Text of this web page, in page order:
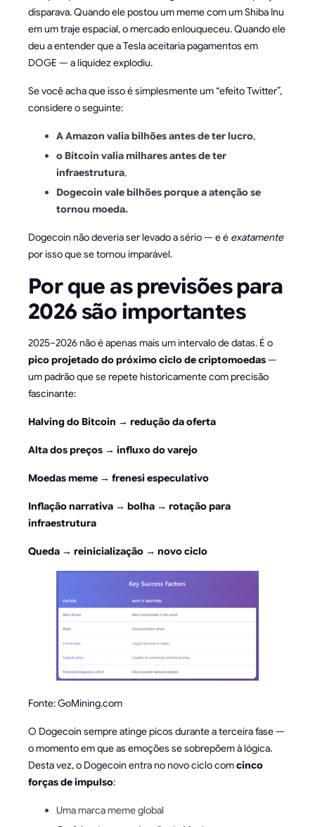
disparava. Quando ele postou um meme com um Shiba Inu
em um traje espacial, o mercado enlouqueceu. Quando ele
deu a entender que a Tesla aceitaria pagamentos em
DOGE — a liquidez explodiu.
Se você acha que isso é simplesmente um “efeito Twitter”,
considere o seguinte:
A Amazon valia bilhões antes de ter lucro,
o Bitcoin valia milhares antes de ter
infraestrutura,
Dogecoin vale bilhões porque a atenção se
tornou moeda.
Dogecoin não deveria ser levado a sério — e é exatamente
por isso que se tornou imparável.
Por que as previsões para
2026 são importantes
2025–2026 não é apenas mais um intervalo de datas. É o
pico projetado do próximo ciclo de criptomoedas—
um padrão que se repete historicamente com precisão
fascinante:
Halving do Bitcoin → redução da oferta
Alta dos preços → influxo do varejo
Moedas meme → frenesi especulativo
Inflação narrativa → bolha → rotação para
infraestrutura
Queda → reinicialização → novo ciclo
Fonte: GoMining.com
O Dogecoin sempre atinge picos durante a terceira fase —
o momento em que as emoções se sobrepõem à lógica.
Desta vez, o Dogecoin entra no novo ciclo comcinco
forças de impulso:
Uma marca meme global